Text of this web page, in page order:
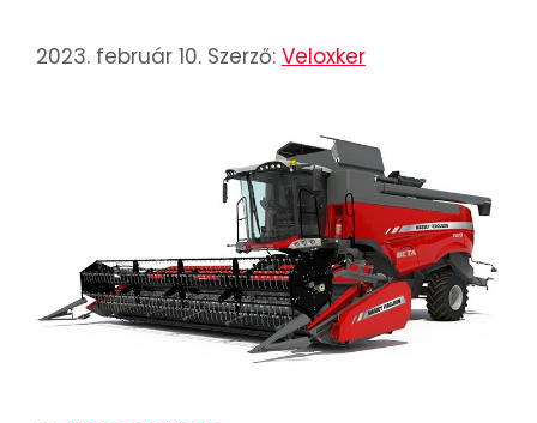
2023. február 10. Szerző: Veloxker